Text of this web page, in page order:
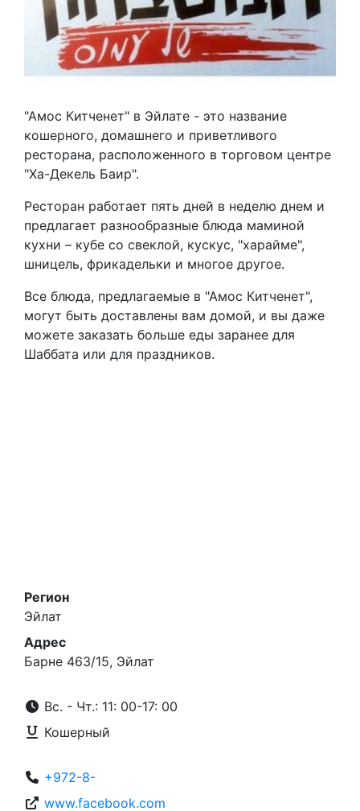
"Амос Китченет" в Эйлате - это название
кошерного, домашнего и приветливого
ресторана, расположенного в торговом центре
"Ха-Декель Баир".
Ресторан работает пять дней в неделю днем и
предлагает разнообразные блюда маминой
кухни – кубе со свеклой, кускус, "харайме",
шницель, фрикадельки и многое другое.
Все блюда, предлагаемые в "Амос Китченет",
могут быть доставлены вам домой, и вы даже
можете заказать больше еды заранее для
Шаббата или для праздников.
Регион
Эйлат
Адрес
Барне 463/15, Эйлат
Вс. - Чт.: 11: 00-17: 00
Кошерный
+972-8-
www.facebook.com